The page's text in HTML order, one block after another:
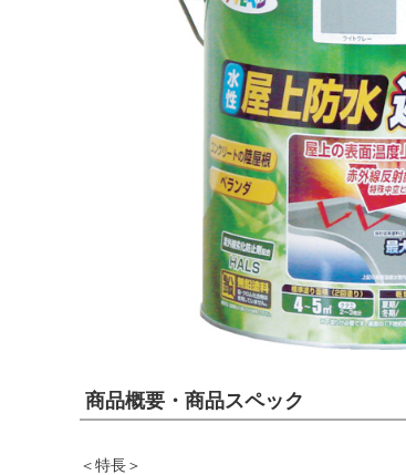
商品概要・商品スペック
＜特長＞